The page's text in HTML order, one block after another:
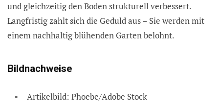
und gleichzeitig den Boden strukturell verbessert.
Langfristig zahlt sich die Geduld aus – Sie werden mit
einem nachhaltig blühenden Garten belohnt.
Bildnachweise
Artikelbild: Phoebe/Adobe Stock